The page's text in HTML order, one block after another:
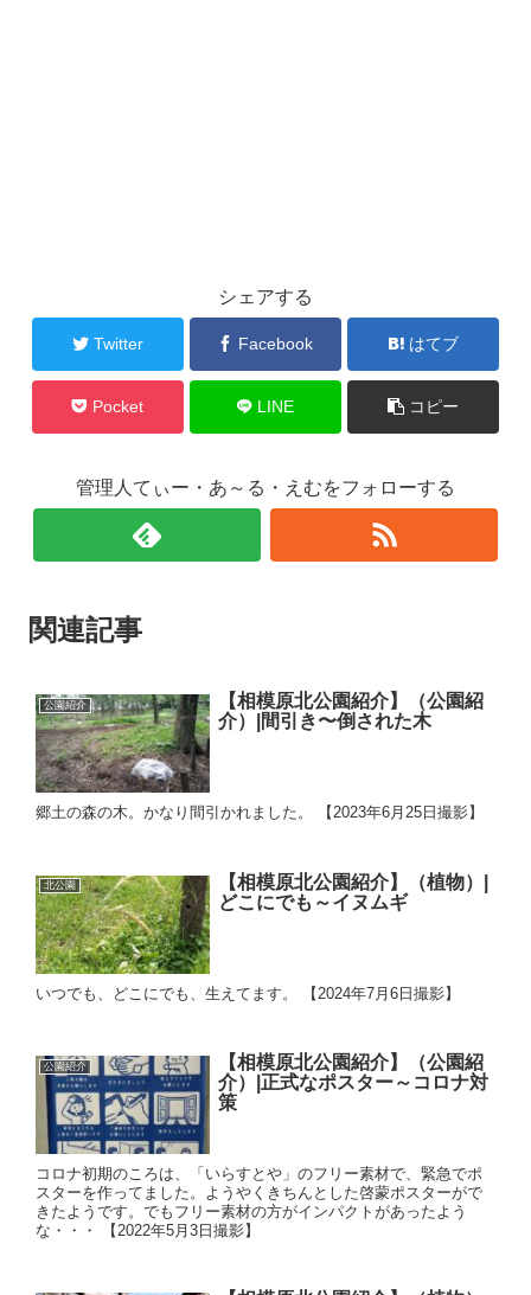
シェアする
Twitter Facebook はてブ
Pocket LINE コピー
管理人てぃー・あ～る・えむをフォローする
関連記事
公園紹介
【相模原北公園紹介】（公園紹
介）|間引き〜倒された木
郷土の森の木。かなり間引かれました。 【2023年6月25日撮影】
北公園
【相模原北公園紹介】（植物）|
どこにでも～イヌムギ
いつでも、どこにでも、生えてます。 【2024年7月6日撮影】
公園紹介
【相模原北公園紹介】（公園紹
介）|正式なポスター～コロナ対
策
コロナ初期のころは、「いらすとや」のフリー素材で、緊急でポ
スターを作ってました。ようやくきちんとした啓蒙ポスターがで
きたようです。でもフリー素材の方がインパクトがあったよう
な・・・ 【2022年5月3日撮影】